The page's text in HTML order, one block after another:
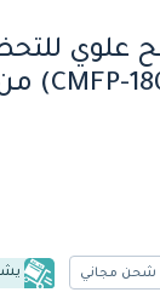
علوي
شحن مجاني